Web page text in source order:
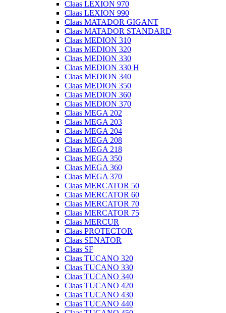
Claas LEXION 970
Claas LEXION 990
Claas MATADOR GIGANT
Claas MATADOR STANDARD
Claas MEDION 310
Claas MEDION 320
Claas MEDION 330
Claas MEDION 330 H
Claas MEDION 340
Claas MEDION 350
Claas MEDION 360
Claas MEDION 370
Claas MEGA 202
Claas MEGA 203
Claas MEGA 204
Claas MEGA 208
Claas MEGA 218
Claas MEGA 350
Claas MEGA 360
Claas MEGA 370
Claas MERCATOR 50
Claas MERCATOR 60
Claas MERCATOR 70
Claas MERCATOR 75
Claas MERCUR
Claas PROTECTOR
Claas SENATOR
Claas SF
Claas TUCANO 320
Claas TUCANO 330
Claas TUCANO 340
Claas TUCANO 420
Claas TUCANO 430
Claas TUCANO 440